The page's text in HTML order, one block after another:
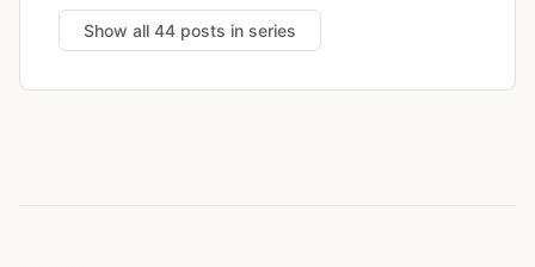
Show all 44 posts in series